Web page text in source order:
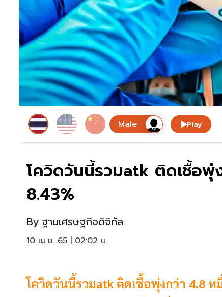
Play
โควิดวันนี้รวมatk ติดเชื้อพุ่
8.43%
By ฐานเศรษฐกิจดิจิทัล
10 เม.ย. 65 | 02:02 น.
โควิดวันนี้รวมatk ติดเชื้อพุ่งกว่า 4.8